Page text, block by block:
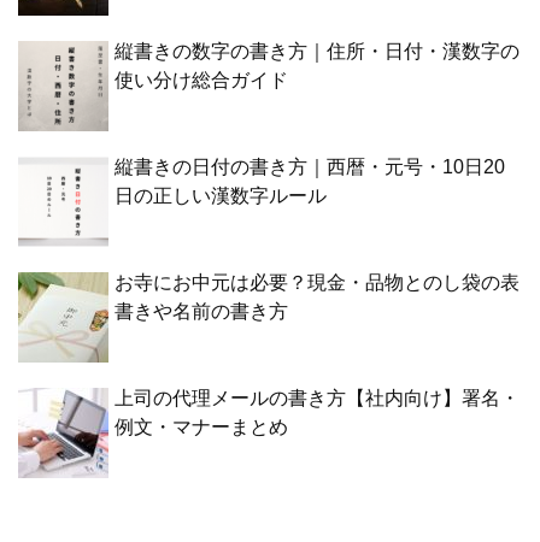
縦書きの数字の書き方｜住所・日付・漢数字の
使い分け総合ガイド
縦書きの日付の書き方｜西暦・元号・10日20
日の正しい漢数字ルール
お寺にお中元は必要？現金・品物とのし袋の表
書きや名前の書き方
上司の代理メールの書き方【社内向け】署名・
例文・マナーまとめ